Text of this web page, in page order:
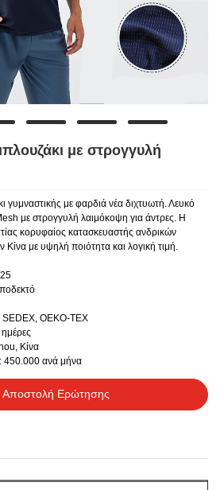
με στρογγυλή
γυμναστικής με φαρδιά νέα διχτυωτή. Λευκό
με στρογγυλή λαιμόκοψη για άντρες. Η
κορυφαίος κατασκευαστής ανδρικών
με υψηλή ποιότητα και λογική τιμή.
SEDEX, OEKO-TEX
Κίνα
450.000 ανά μήνα
Αποστολή Ερώτησης